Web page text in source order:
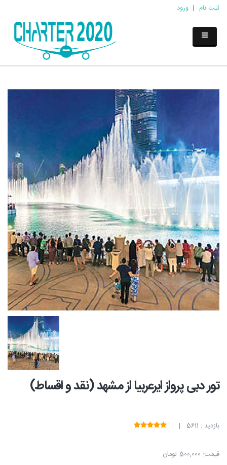
ثبت نام | ورود
تور دبی پرواز ایرعربیا از مشهد (نقد و اقساط)
بازدید : 5611 |
قیمت: 500,000 تومان